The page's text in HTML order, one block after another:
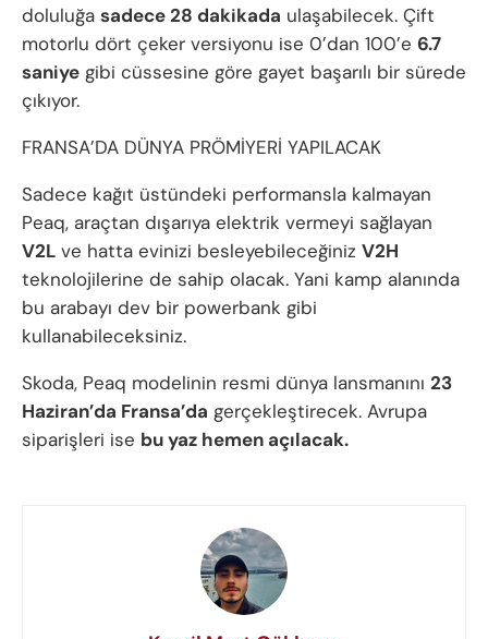
doluluğa sadece 28 dakikada ulaşabilecek. Çift
motorlu dört çeker versiyonu ise 0’dan 100’e 6.7
saniye gibi cüssesine göre gayet başarılı bir sürede
çıkıyor.
FRANSA’DA DÜNYA PRÖMİYERİ YAPILACAK
Sadece kağıt üstündeki performansla kalmayan
Peaq, araçtan dışarıya elektrik vermeyi sağlayan
V2L ve hatta evinizi besleyebileceğiniz V2H
teknolojilerine de sahip olacak. Yani kamp alanında
bu arabayı dev bir powerbank gibi
kullanabileceksiniz.
Skoda, Peaq modelinin resmi dünya lansmanını 23
Haziran’da Fransa’da gerçekleştirecek. Avrupa
siparişleri ise bu yaz hemen açılacak.